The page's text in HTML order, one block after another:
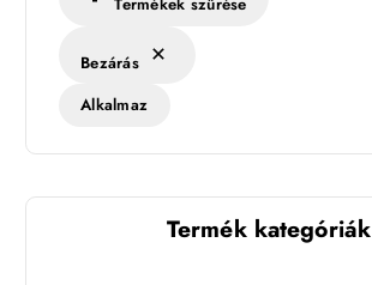
Termékek szűrése
Bezárás
Alkalmaz
Termék kategóriák